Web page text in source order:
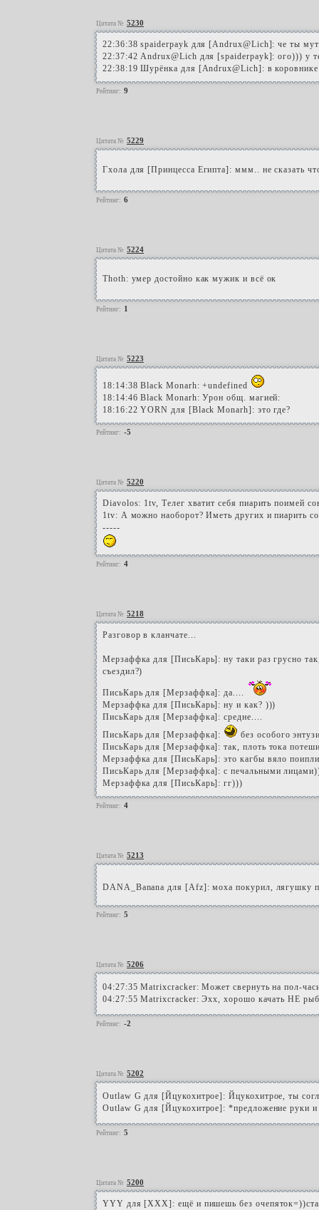
Цитата № 5230
22:36:38 spaiderpayk для [Andrux@Lich]: че ты
22:37:42 Andrux@Lich для [spaiderpayk]: ого))) у
22:38:19 Шурёнка для [Andrux@Lich]: в коровнике
Рейтинг: 9
Цитата № 5229
Гхола для [Принцесса Египта]: ммм.. не сказать
Рейтинг: 6
Цитата № 5224
Thoth: умер достойно как мужик и всё ок
Рейтинг: 1
Цитата № 5223
18:14:38 Black Monarh: +undefined
18:14:46 Black Monarh: Урон общ. магией:
18:16:22 YORN для [Black Monarh]: это где?
Рейтинг: -5
Цитата № 5220
Diavolos: 1tv, Телег хватит себя пиарить поимей
1tv: А можно наоборот? Иметь других и пиарить
-----
Рейтинг: 4
Цитата № 5218
Разговор в кланчате...
Мерзаффка для [ПисьКарь]: ну таки раз грусно
съездил?)
ПисьКарь для [Мерзаффка]: да....
Мерзаффка для [ПисьКарь]: ну и как? )))
ПисьКарь для [Мерзаффка]: средне....
ПисьКарь для [Мерзаффка]:
без особого
ПисьКарь для [Мерзаффка]: так, плоть тока
Мерзаффка для [ПисьКарь]: это кагбы вяло
ПисьКарь для [Мерзаффка]: с печальными
Мерзаффка для [ПисьКарь]: гг)))
Рейтинг: 4
Цитата № 5213
DANA_Banana для [Afz]: моха покурил, лягушку
Рейтинг: 5
Цитата № 5206
04:27:35 Matrixcracker: Может свернуть на пол-
04:27:55 Matrixcracker: Эхх, хорошо качать НЕ
Рейтинг: -2
Цитата № 5202
Outlaw G для [Йцукохитрое]: Йцукохитрое, ты
Outlaw G для [Йцукохитрое]: *предложение руки и
Рейтинг: 5
Цитата № 5200
YYY для [XXX]: ещё и пишешь без